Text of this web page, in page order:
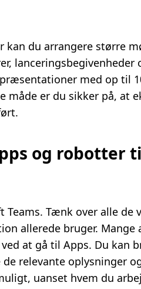
kan du arrangere større
lanceringsbegivenheder
med op til
måde er du sikker på, at
og robotter
Teams. Tænk over alle de
allerede bruger. Mange
at gå til Apps. Du kan
relevante oplysninger
uanset hvem du